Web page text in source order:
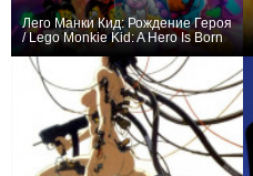
Лего Манки Кид: Рождение Героя
/ Lego Monkie Kid: A Hero Is Born